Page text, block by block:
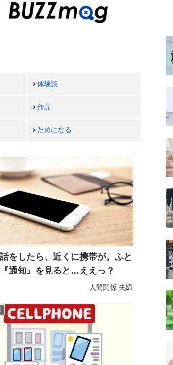
体験談
作品
ためになる
をしたら、近くに携帯が。ふと
通知』を見ると…ええっ？
人間関係 夫婦